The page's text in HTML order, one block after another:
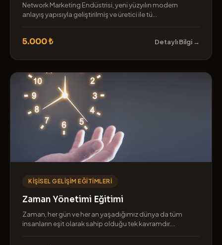
Network Marketing Endüstrisi, yeni yüzyılın modern
anlayış yapısıyla geliştirilmiş ve üretici ile tü...
5.000 ₺ Detaylı Bilgi →
KIŞISEL GELIŞIM EĞITIMLERI
Zaman Yönetimi Eğitimi
Zaman, her gün ve her an yaşadığımız dünya da tüm
insanların eşit olarak sahip olduğu tek kavramdır....